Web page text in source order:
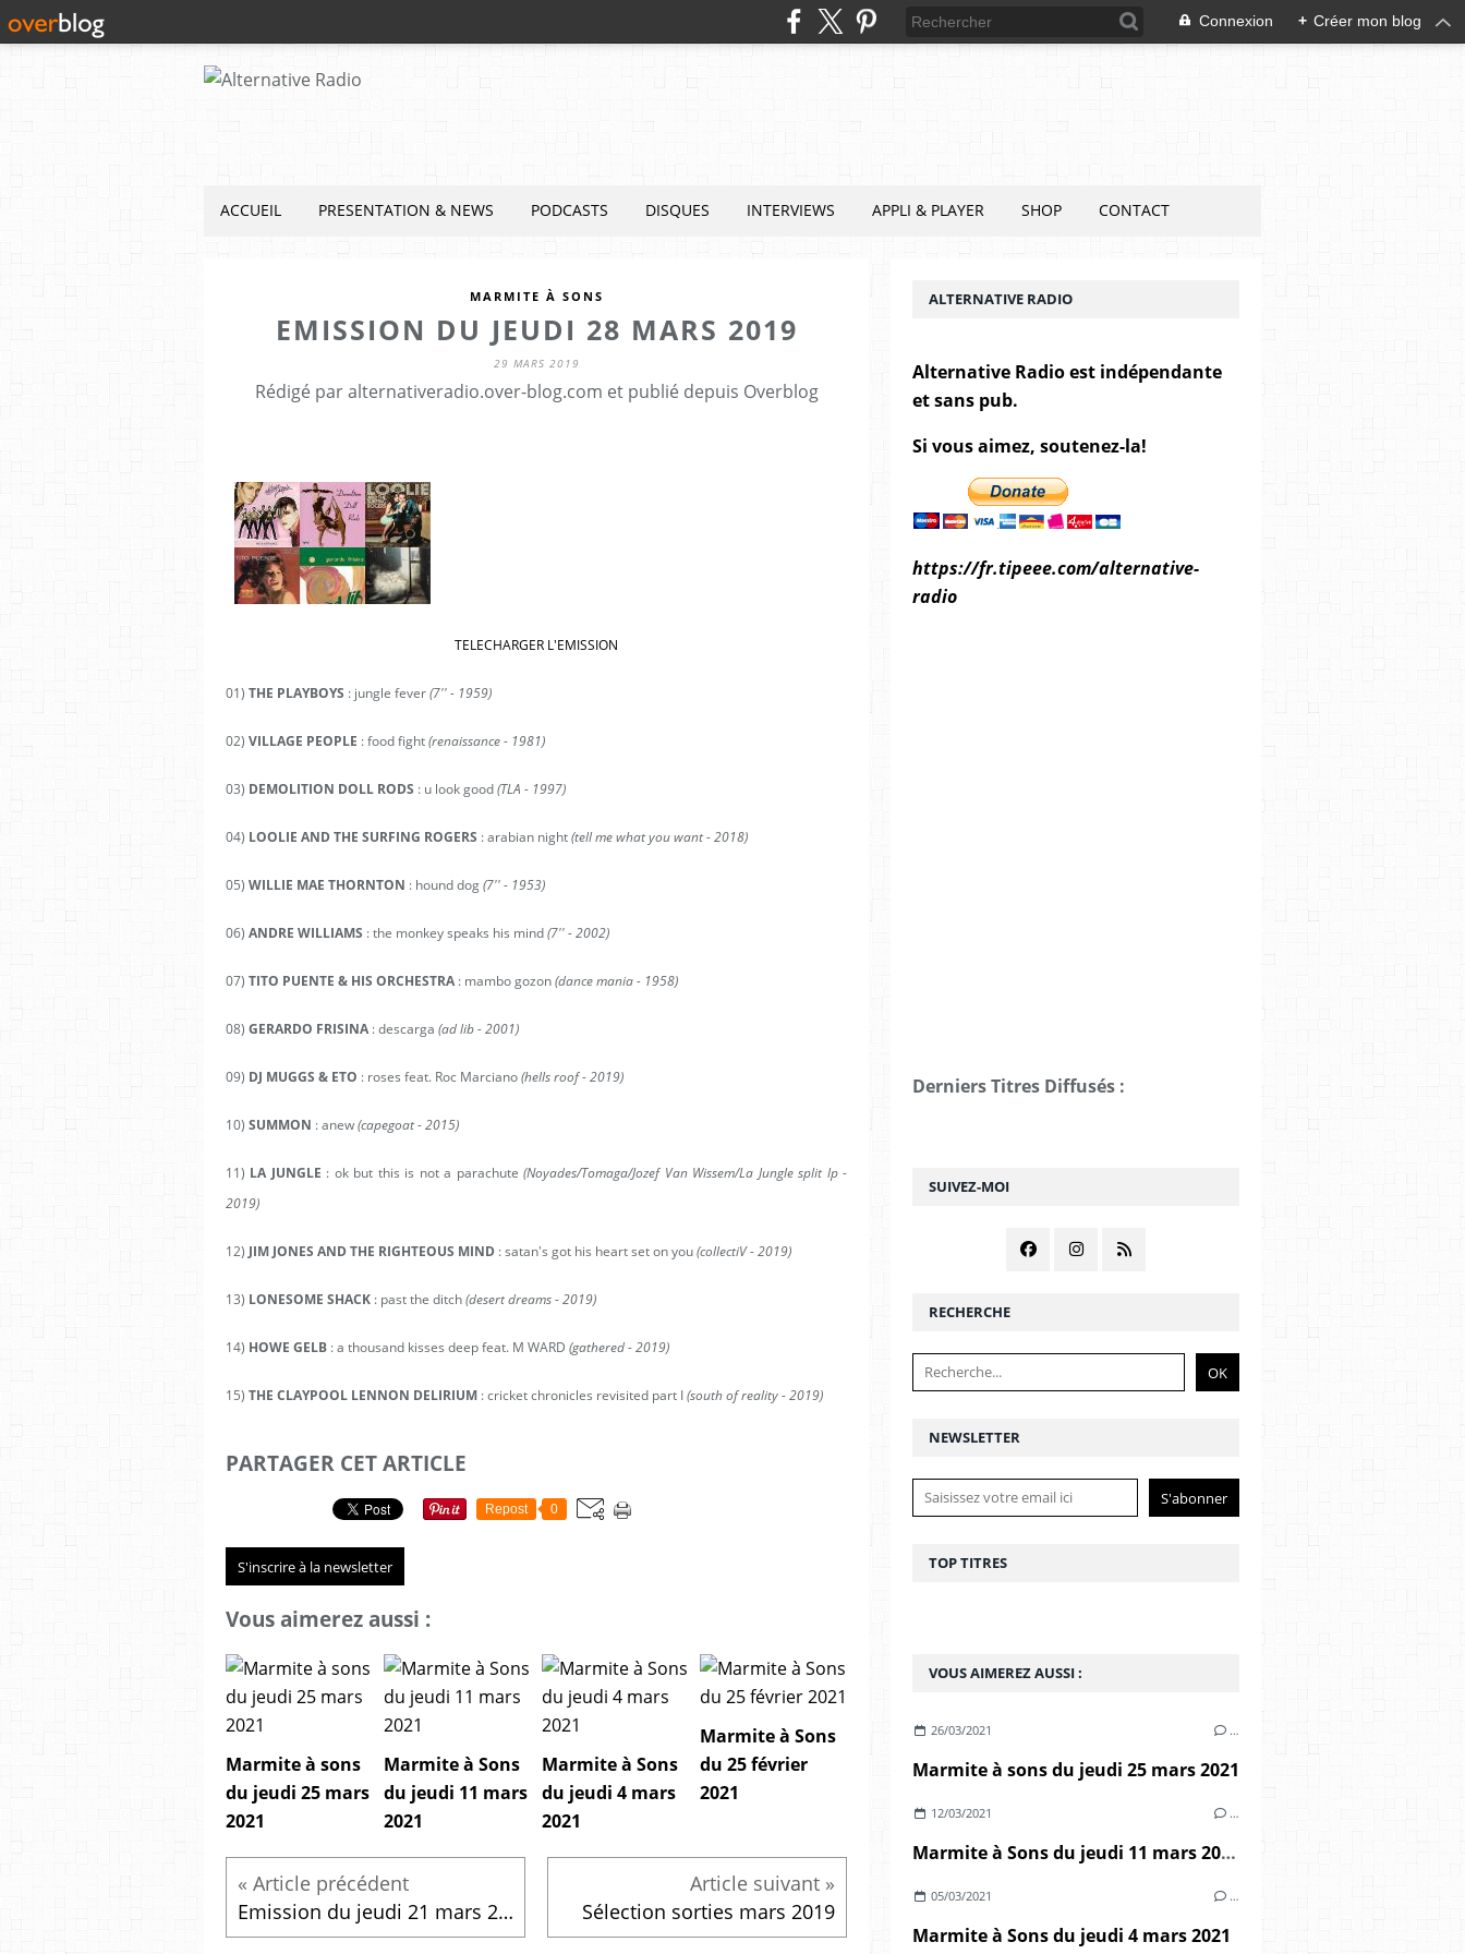
Connexion + Créer mon blog
ACCUEIL PRESENTATION & NEWS PODCASTS DISQUES INTERVIEWS APPLI & PLAYER SHOP CONTACT
MARMITE À SONS
EMISSION DU JEUDI 28 MARS 2019
29 MARS 2019
Rédigé par alternativeradio.over-blog.com et publié depuis Overblog
TELECHARGER L'EMISSION
01) THE PLAYBOYS : jungle fever(7'' - 1959)
02) VILLAGE PEOPLE : food fight(renaissance - 1981)
03) DEMOLITION DOLL RODS : u look good(TLA - 1997)
04) LOOLIE AND THE SURFING ROGERS : arabian night(tell me what you want - 2018)
05) WILLIE MAE THORNTON : hound dog(7'' - 1953)
06) ANDRE WILLIAMS : the monkey speaks his mind(7'' - 2002)
07) TITO PUENTE & HIS ORCHESTRA : mambo gozon(dance mania - 1958)
08) GERARDO FRISINA : descarga (ad lib - 2001)
09) DJ MUGGS & ETO : roses feat. Roc Marciano(hells roof - 2019)
10) SUMMON : anew(capegoat - 2015)
11) LA JUNGLE : ok but this is not a parachute(Noyades/Tomaga/Jozef Van Wissem/La Jungle split lp -
2019)
12) JIM JONES AND THE RIGHTEOUS MIND : satan's got his heart set on you(collectiV - 2019)
13) LONESOME SHACK : past the ditch(desert dreams - 2019)
14) HOWE GELB : a thousand kisses deep feat. M WARD (gathered - 2019)
15) THE CLAYPOOL LENNON DELIRIUM : cricket chronicles revisited part I(south of reality - 2019)
PARTAGER CET ARTICLE
Repost 0
S'inscrire à la newsletter
Vous aimerez aussi :
Marmite à sons
du jeudi 25 mars
2021
Marmite à Sons
du jeudi 11 mars
2021
Marmite à Sons
du jeudi 4 mars
2021
Marmite à Sons
du 25 février
2021
Emission du jeudi 21 mars 2019 Sélection sorties mars 2019
NEWSLETTER
SUIVEZ-MOI
RECHERCHE
VOUS AIMEREZ AUSSI :
26/03/2021 …
Marmite à sons du jeudi 25 mars 2021
12/03/2021 …
Marmite à Sons du jeudi 11 mars 2021
05/03/2021 …
Marmite à Sons du jeudi 4 mars 2021
ALTERNATIVE RADIO
Alternative Radio est indépendante
et sans pub.
Si vous aimez, soutenez-la!
https://fr.tipeee.com/alternative-
radio
Derniers Titres Diffusés :
TOP TITRES